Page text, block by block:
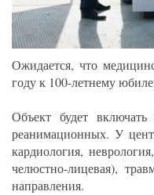
Ожидается, что
году к 100-летнему
Объект будет
реанимационных. У
кардиология,
челюстно-лицевая),
направления.